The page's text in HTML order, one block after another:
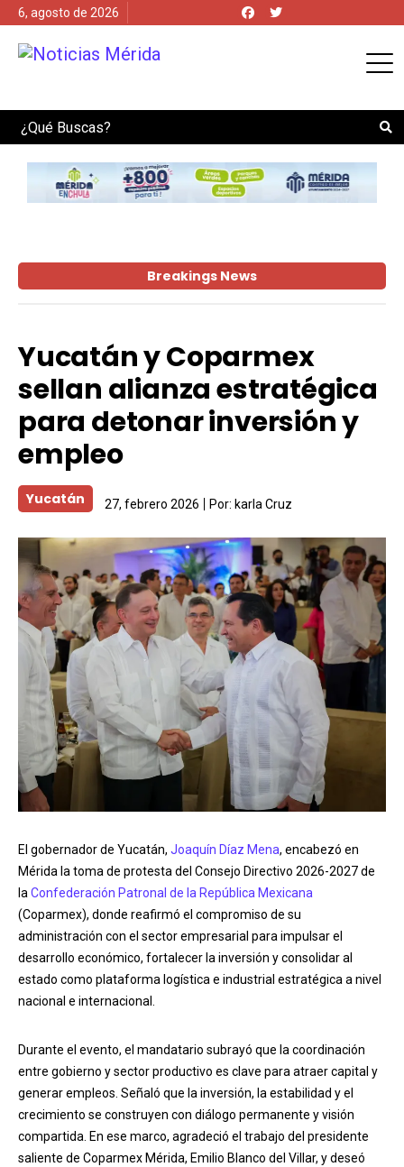
6, agosto de 2026
Search
Breakings News
Yucatán y Coparmex
sellan alianza estratégica
para detonar inversión y
empleo
Yucatán 27, febrero 2026 Por: karla Cruz
El gobernador de Yucatán, Joaquín Díaz Mena, encabezó en
Mérida la toma de protesta del Consejo Directivo 2026-2027 de
la Confederación Patronal de la República Mexicana
(Coparmex), donde reafirmó el compromiso de su
administración con el sector empresarial para impulsar el
desarrollo económico, fortalecer la inversión y consolidar al
estado como plataforma logística e industrial estratégica a nivel
nacional e internacional.
Durante el evento, el mandatario subrayó que la coordinación
entre gobierno y sector productivo es clave para atraer capital y
generar empleos. Señaló que la inversión, la estabilidad y el
crecimiento se construyen con diálogo permanente y visión
compartida. En ese marco, agradeció el trabajo del presidente
saliente de Coparmex Mérida, Emilio Blanco del Villar, y deseó